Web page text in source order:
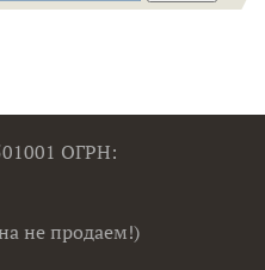
ОГРН:
не продаем!)